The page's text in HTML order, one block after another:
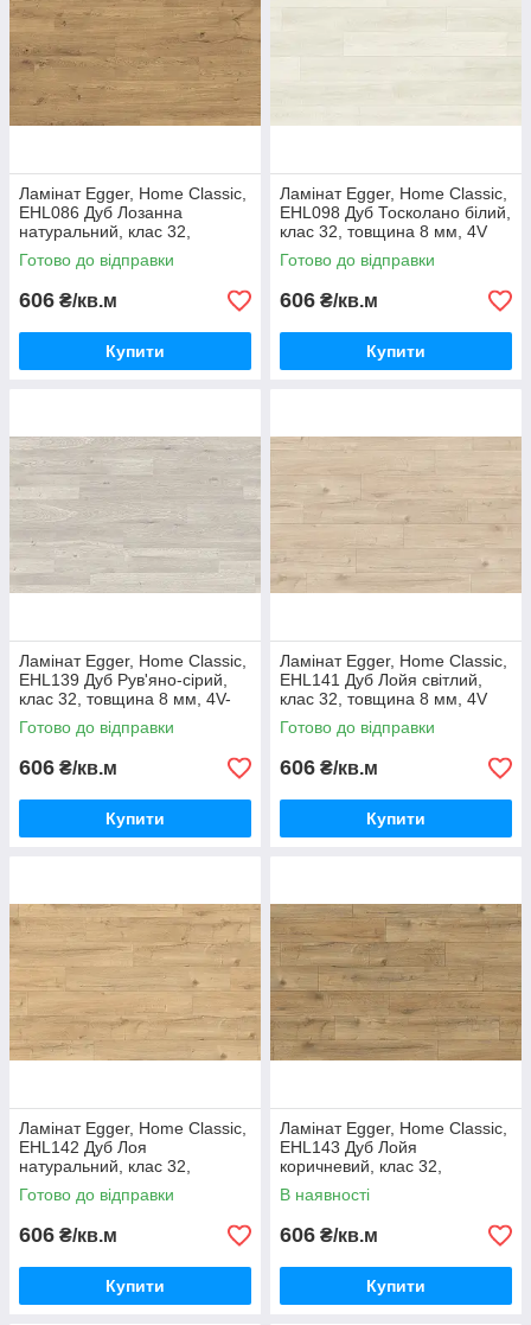
Ламінат Egger, Home Classic,
EHL086 Дуб Лозанна
натуральний, клас 32,
товщина 8 мм, 4V фаска,
Німеччина
Готово до відправки
606 ₴/кв.м
Купити
Ламінат Egger, Home Classic,
EHL098 Дуб Тосколано білий,
клас 32, товщина 8 мм, 4V
фаска, Німеччина
Готово до відправки
606 ₴/кв.м
Купити
Ламінат Egger, Home Classic,
EHL139 Дуб Рув'яно-сірий,
клас 32, товщина 8 мм, 4V-
фаска, Німеччина
Готово до відправки
606 ₴/кв.м
Купити
Ламінат Egger, Home Classic,
EHL141 Дуб Лойя світлий,
клас 32, товщина 8 мм, 4V
фаска, Німеччина
Готово до відправки
606 ₴/кв.м
Купити
Ламінат Egger, Home Classic,
EHL142 Дуб Лоя
натуральний, клас 32,
товщина 8 мм, 4V фаска,
Німеччина
Готово до відправки
606 ₴/кв.м
Купити
Ламінат Egger, Home Classic,
EHL143 Дуб Лойя
коричневий, клас 32,
товщина 8 мм, 4V фаска,
Німеччина
В наявності
606 ₴/кв.м
Купити